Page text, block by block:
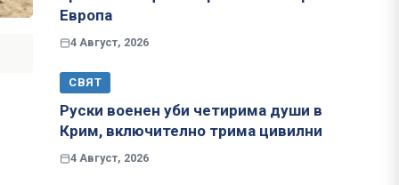
Европа
4 Август, 2026
СВЯТ
Руски военен уби четирима души в
Крим, включително трима цивилни
4 Август, 2026